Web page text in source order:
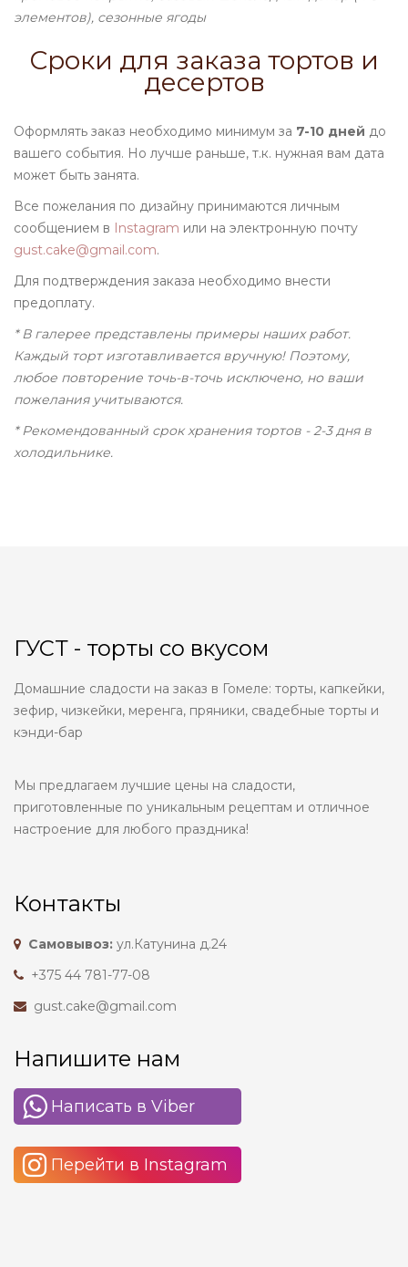
элементов), сезонные ягоды
Сроки для заказа тортов и
десертов
Оформлять заказ необходимо минимум за 7-10 дней до
вашего события. Но лучше раньше, т.к. нужная вам дата
может быть занята.
Все пожелания по дизайну принимаются личным
сообщением в Instagram или на электронную почту
gust.cake@gmail.com.
Для подтверждения заказа необходимо внести
предоплату.
* В галерее представлены примеры наших работ.
Каждый торт изготавливается вручную! Поэтому,
любое повторение точь-в-точь исключено, но ваши
пожелания учитываются.
* Рекомендованный срок хранения тортов - 2-3 дня в
холодильнике.
ГУСТ - торты со вкусом
Домашние сладости на заказ в Гомеле: торты, капкейки,
зефир, чизкейки, меренга, пряники, свадебные торты и
кэнди-бар
Мы предлагаем лучшие цены на сладости,
приготовленные по уникальным рецептам и отличное
настроение для любого праздника!
Контакты
Самовывоз: ул.Катунина д.24
+375 44 781-77-08
gust.cake@gmail.com
Напишите нам
Написать в Viber
Перейти в Instagram